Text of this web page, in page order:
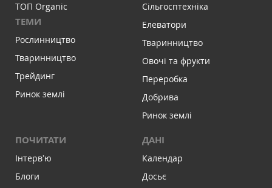
ТОП Organic
ТЕМИ
Рослинництво
Тваринництво
Трейдинг
Ринок землі
Сільгосптехніка
Елеватори
Тваринництво
Овочі та фрукти
Переробка
Добрива
Ринок землі
ПОЧИТАТИ
Інтервʼю
Блоги
ДАНІ
Календар
Досьє